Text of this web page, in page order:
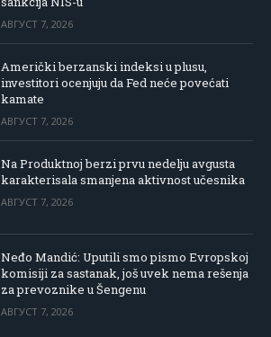
АВГУСТ 7, 2026
Američki berzanski indeksi u plusu,
investitori ocenjuju da Fed neće povećati
kamate
АВГУСТ 7, 2026
Na Produktnoj berzi prvu nedelju avgusta
karakterisala smanjena aktivnost učesnika
АВГУСТ 7, 2026
Neđo Mandić: Uputili smo pismo Evropskoj
komisiji za sastanak, još uvek nema rešenja
za prevoznike u Šengenu
АВГУСТ 7, 2026